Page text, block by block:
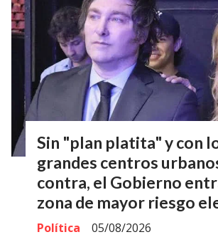
Sin "plan platita" y con
grandes centros
contra, el Gobierno
zona de mayor riesgo
Política
05/08/2026